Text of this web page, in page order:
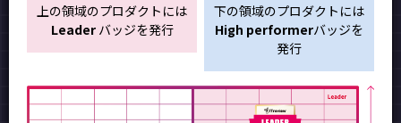
上の領域のプロダクトには
Leaderバッジを発行
下の領域のプロダクトには
High performerバッジを
発行